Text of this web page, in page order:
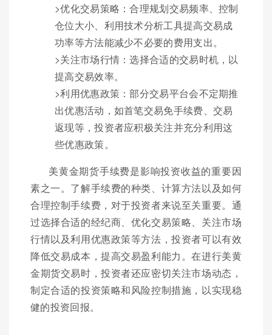
>优化交易策略：合理规划交易频率、控制
仓位大小、利用技术分析工具提高交易成
功率等方法能减少不必要的费用支出。
>关注市场行情：选择合适的交易时机，以
提高交易效率。
>利用优惠政策：部分交易平台会不定期推
出优惠活动，如首笔交易免手续费、交易
返现等，投资者应积极关注并充分利用这
些优惠政策。
美黄金期货手续费是影响投资收益的重要因
素之一。了解手续费的种类、计算方法以及如何
合理控制手续费，对于投资者来说至关重要。通
过选择合适的经纪商、优化交易策略、关注市场
行情以及利用优惠政策等方法，投资者可以有效
降低交易成本，提高交易盈利能力。在进行美黄
金期货交易时，投资者还应密切关注市场动态，
制定合适的投资策略和风险控制措施，以实现稳
健的投资回报。